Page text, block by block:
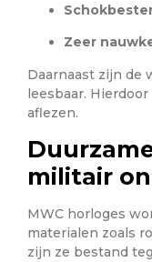
Zeer
Daarnaast zijn de
leesbaar.
aflezen.
militair
MWC horloges
materialen zoals
zijn ze bestand